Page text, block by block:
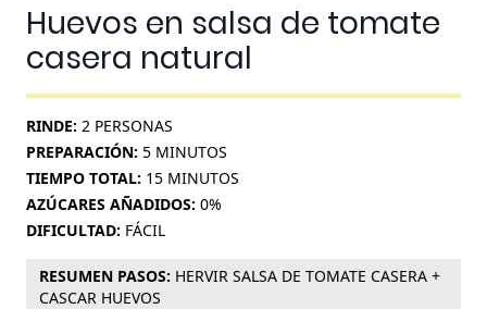
Huevos en salsa de tomate
casera natural
RINDE: 2 PERSONAS
PREPARACIÓN: 5 MINUTOS
TIEMPO TOTAL: 15 MINUTOS
AZÚCARES AÑADIDOS: 0%
DIFICULTAD: FÁCIL
RESUMEN PASOS: HERVIR SALSA DE TOMATE CASERA +
CASCAR HUEVOS